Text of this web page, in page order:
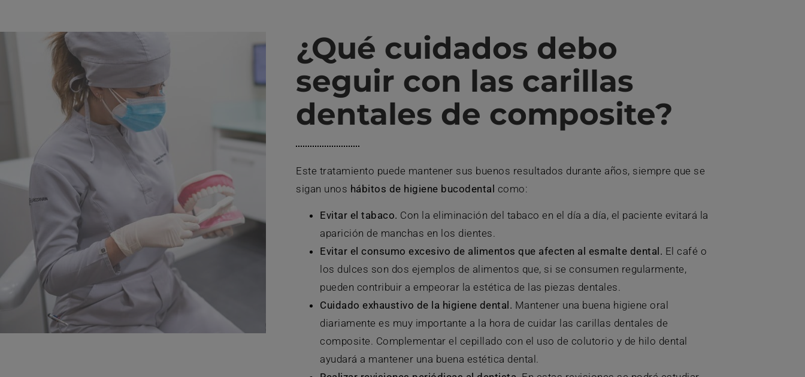
¿Qué cuidados debo
seguir con las carillas
dentales de composite?
Este tratamiento puede mantener sus buenos resultados durante años, siempre que se
sigan unos hábitos de higiene bucodental como:
Evitar el tabaco. Con la eliminación del tabaco en el día a día, el paciente evitará la
aparición de manchas en los dientes.
Evitar el consumo excesivo de alimentos que afecten al esmalte dental. El café o
los dulces son dos ejemplos de alimentos que, si se consumen regularmente,
pueden contribuir a empeorar la estética de las piezas dentales.
Cuidado exhaustivo de la higiene dental. Mantener una buena higiene oral
diariamente es muy importante a la hora de cuidar las carillas dentales de
composite. Complementar el cepillado con el uso de colutorio y de hilo dental
ayudará a mantener una buena estética dental.